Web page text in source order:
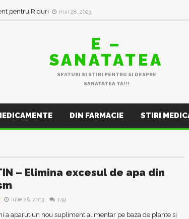
pentru Riduri mai 28, 2023
E –
SANATATEA
SFATURI SI STIRI PENTRU SI DESPRE
SANATATEA TA!!!
DIN FARMACIE STIRI
– Elimina excesul de apa din
iulie 28, 2013 149
a aparut un nou supliment alimentar pe baza de plante si